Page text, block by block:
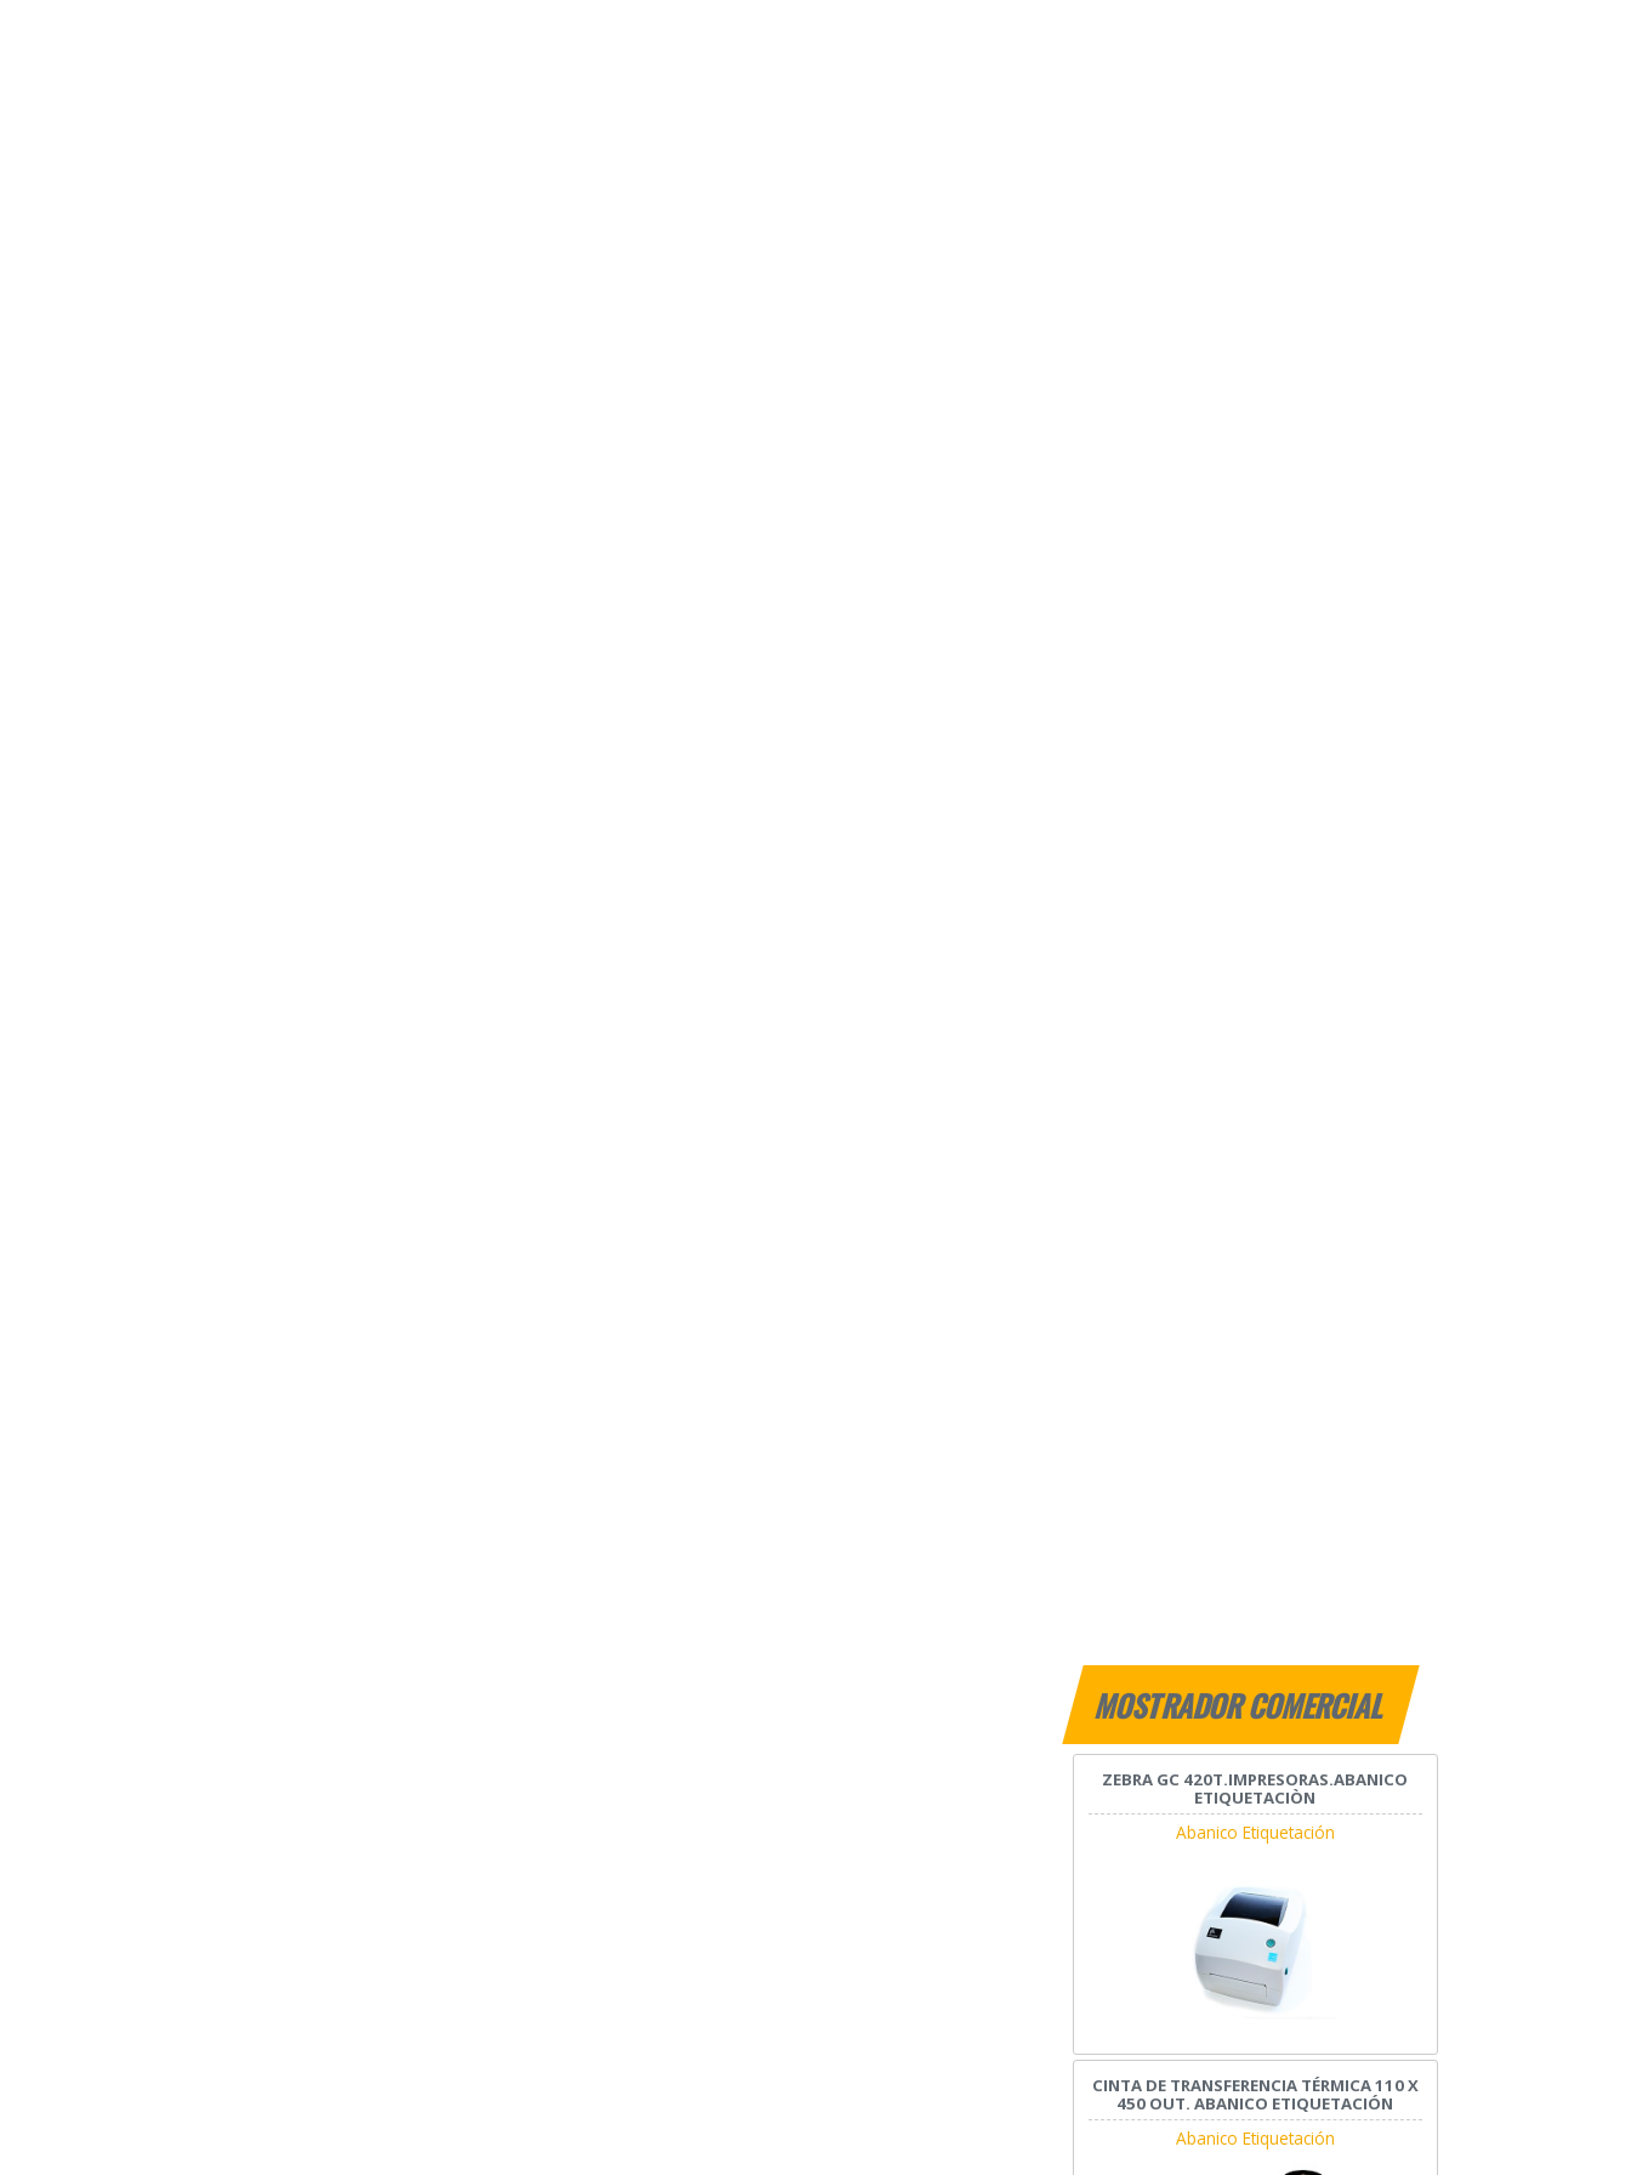
MOSTRADOR COMERCIAL
ZEBRA GC 420T.IMPRESORAS.ABANICO
ETIQUETACIÒN
Abanico Etiquetación
CINTA DE TRANSFERENCIA TÉRMICA 110 X
450 OUT. ABANICO ETIQUETACIÓN
Abanico Etiquetación